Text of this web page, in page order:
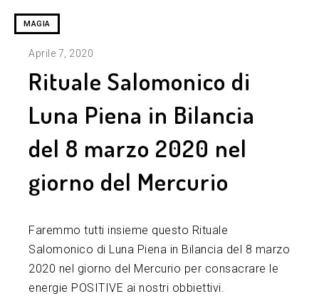
MAGIA
Aprile 7, 2020
Rituale Salomonico di
Luna Piena in Bilancia
del 8 marzo 2020 nel
giorno del Mercurio
Faremmo tutti insieme questo Rituale
Salomonico di Luna Piena in Bilancia del 8 marzo
2020 nel giorno del Mercurio per consacrare le
energie POSITIVE ai nostri obbiettivi.